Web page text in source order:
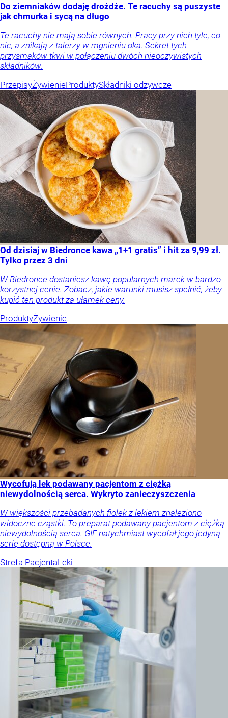
Do ziemniaków dodaję drożdże. Te racuchy są puszyste
jak chmurka i sycą na długo
Te racuchy nie mają sobie równych. Pracy przy nich tyle, co
nic, a znikają z talerzy w mgnieniu oka. Sekret tych
przysmaków tkwi w połączeniu dwóch nieoczywistych
składników.
PrzepisyŻywienieProduktySkładniki odżywcze
Od dzisiaj w Biedronce kawa „1+1 gratis” i hit za 9,99 zł.
Tylko przez 3 dni
W Biedronce dostaniesz kawę popularnych marek w bardzo
korzystnej cenie. Zobacz, jakie warunki musisz spełnić, żeby
kupić ten produkt za ułamek ceny.
ProduktyŻywienie
Wycofują lek podawany pacjentom z ciężką
niewydolnością serca. Wykryto zanieczyszczenia
W większości przebadanych fiolek z lekiem znaleziono
widoczne cząstki. To preparat podawany pacjentom z ciężką
niewydolnością serca. GIF natychmiast wycofał jego jedyną
serię dostępną w Polsce.
Strefa PacjentaLeki